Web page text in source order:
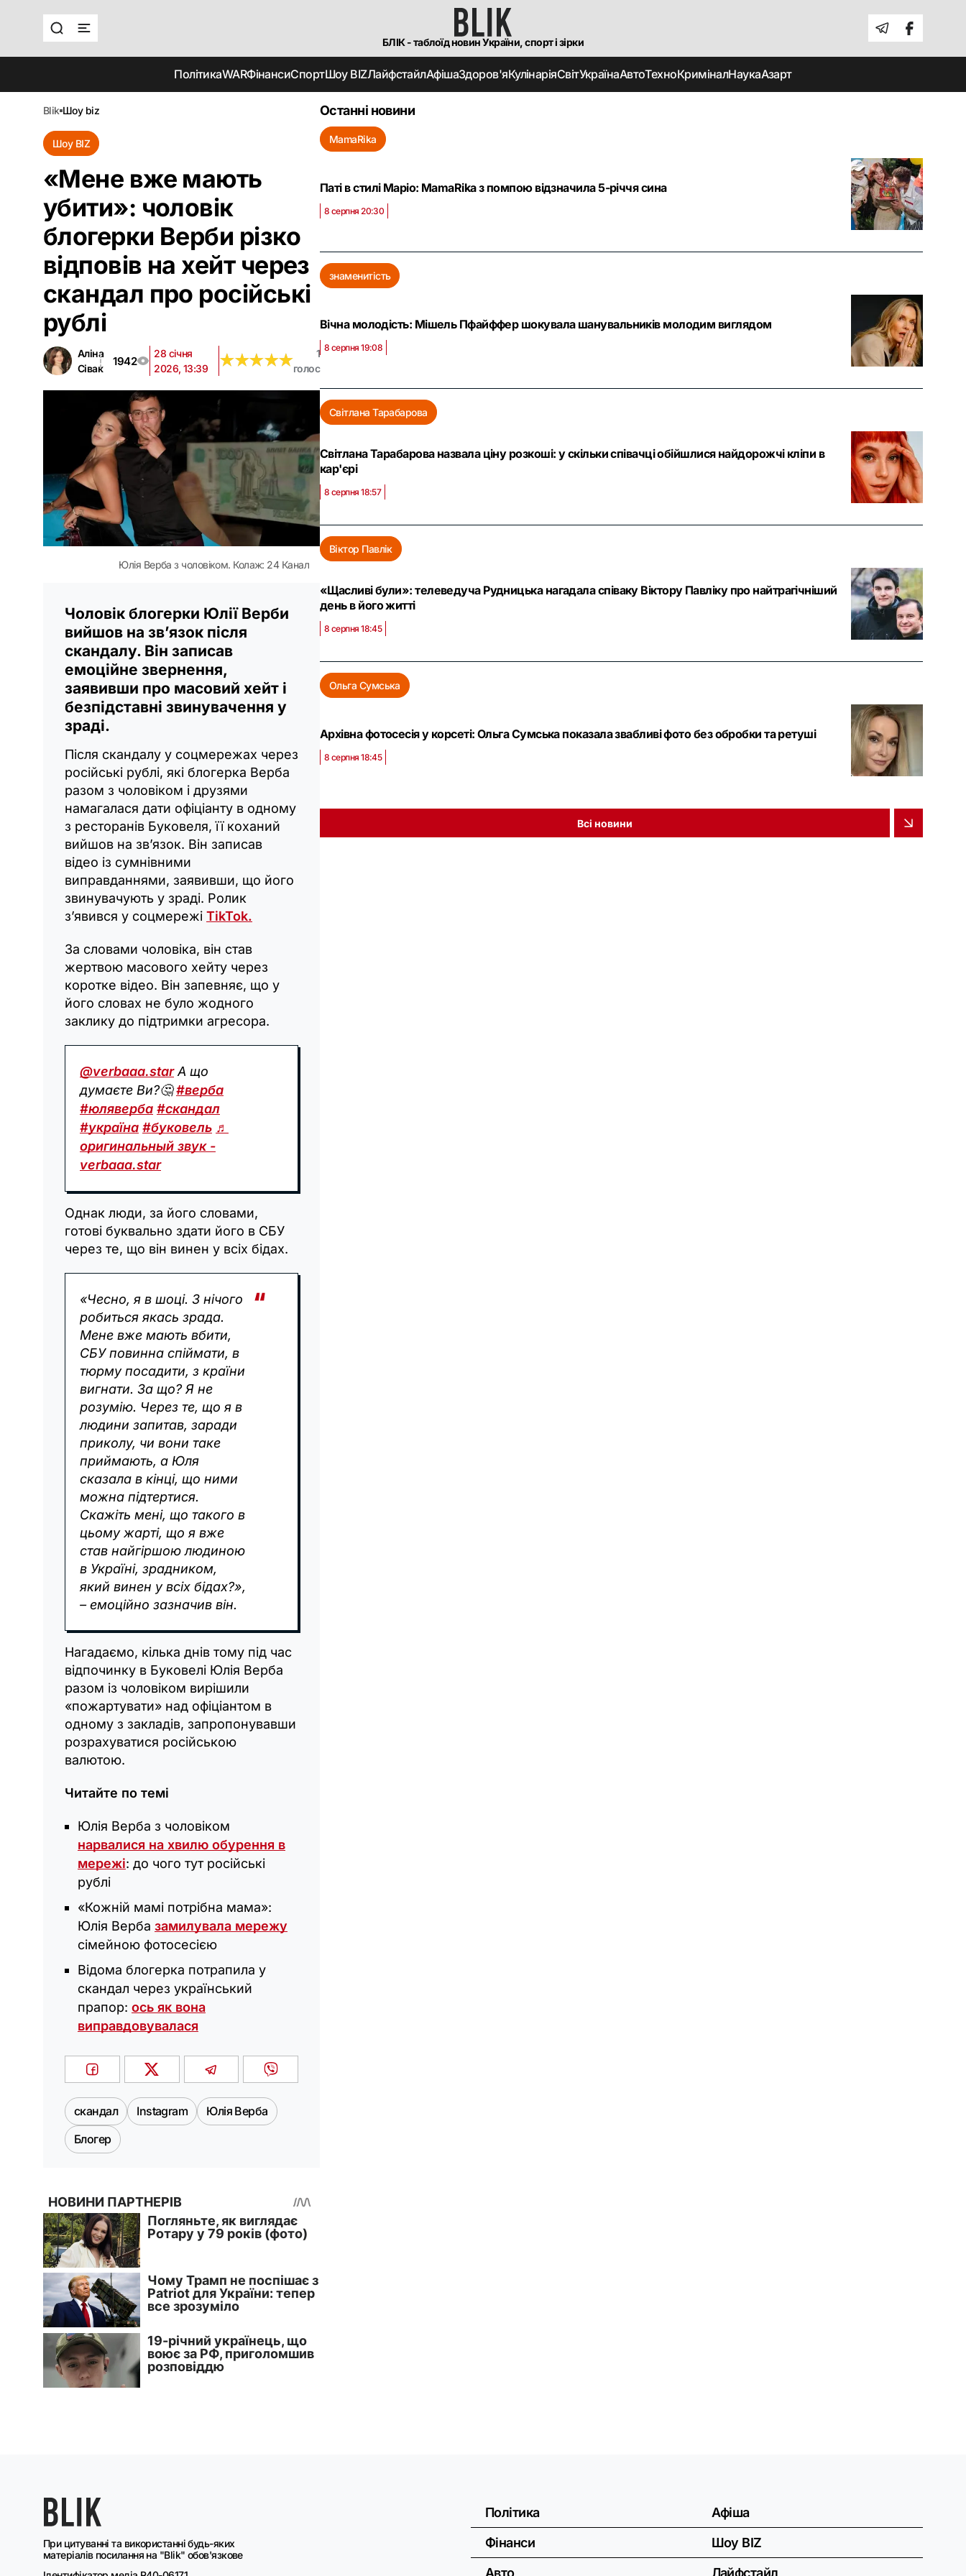
БЛІК - таблоїд новин України, спорт і зірки
ПолітикаWARФінансиСпортШоу BIZЛайфстайлАфішаЗдоров'яКулінаріяСвітУкраїнаАвтоТехноКриміналНаукаАзарт
blik шоу biz
Шоу BIZ
«Мене вже мають
убити»: чоловік
блогерки Верби різко
відповів на хейт через
скандал про російські
рублі
Аліна
Сівак
1942
28 січня
2026, 13:39
★★★★★
★★★★★
1
голос
Юлія Верба з чоловіком. Колаж: 24 Канал
Чоловік блогерки Юлії Верби
вийшов на зв’язок після
скандалу. Він записав
емоційне звернення,
заявивши про масовий хейт і
безпідставні звинувачення у
зраді.
Після скандалу у соцмережах через
російські рублі, які блогерка Верба
разом з чоловіком і друзями
намагалася дати офіціанту в одному
з ресторанів Буковеля, її коханий
вийшов на зв’язок. Він записав
відео із сумнівними
виправданнями, заявивши, що його
звинувачують у зраді. Ролик
з’явився у соцмережі TikTok.
За словами чоловіка, він став
жертвою масового хейту через
коротке відео. Він запевняє, що у
його словах не було жодного
заклику до підтримки агресора.
@verbaaa.starА що
думаєте Ви?🤔#верба
#юляверба #скандал
#україна #буковель ♬
оригинальный звук -
verbaaa.star
Однак люди, за його словами,
готові буквально здати його в СБУ
через те, що він винен у всіх бідах.
«Чесно, я в шоці. З нічого
робиться якась зрада.
Мене вже мають вбити,
СБУ повинна спіймати, в
тюрму посадити, з країни
вигнати. За що? Я не
розумію. Через те, що я в
людини запитав, заради
приколу, чи вони таке
приймають, а Юля
сказала в кінці, що ними
можна підтертися.
Скажіть мені, що такого в
цьому жарті, що я вже
став найгіршою людиною
в Україні, зрадником,
який винен у всіх бідах?»,
– емоційно зазначив він.
Нагадаємо, кілька днів тому під час
відпочинку в Буковелі Юлія Верба
разом із чоловіком вирішили
«пожартувати» над офіціантом в
одному з закладів, запропонувавши
розрахуватися російською
валютою.
Читайте по темі
Юлія Верба з чоловіком
нарвалися на хвилю обурення в
мережі: до чого тут російські
рублі
«Кожній мамі потрібна мама»:
Юлія Верба замилувала мережу
сімейною фотосесією
Відома блогерка потрапила у
скандал через український
прапор: ось як вона
виправдовувалася
скандал Instagram
Юлія Верба
Блогер
Останні новини
MamaRika
Паті в стилі Маріо: MamaRika з помпою відзначила 5-річчя сина
8 серпня 20:30
знаменитість
Вічна молодість: Мішель Пфайффер шокувала шанувальників молодим виглядом
8 серпня 19:08
Світлана Тарабарова
Світлана Тарабарова назвала ціну розкоші: у скільки співачці обійшлися найдорожчі кліпи в
кар'єрі
8 серпня 18:57
Віктор Павлік
«Щасливі були»: телеведуча Рудницька нагадала співаку Віктору Павліку про найтрагічніший
день в його житті
8 серпня 18:45
Ольга Сумська
Архівна фотосесія у корсеті: Ольга Сумська показала звабливі фото без обробки та ретуші
8 серпня 18:45
Всі новини
При цитуванні та використанні будь-яких
матеріалів посилання на "Blik" обов'язкове
Політика
Фінанси
Авто
Афіша
Шоу BIZ
Лайфстайл